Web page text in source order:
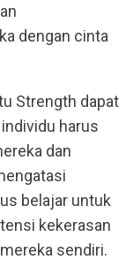
dengan cinta
Strength dapat
harus
dan
belajar untuk
kekerasan
sendiri.